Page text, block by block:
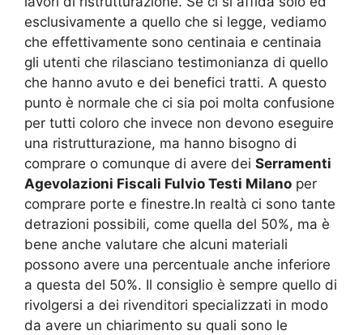
esclusivamente a quello che si legge, vediamo
che effettivamente sono centinaia e centinaia
gli utenti che rilasciano testimonianza di quello
che hanno avuto e dei benefici tratti. A questo
punto è normale che ci sia poi molta confusione
per tutti coloro che invece non devono eseguire
una ristrutturazione, ma hanno bisogno di
comprare o comunque di avere dei Serramenti
Agevolazioni Fiscali Fulvio Testi Milano per
comprare porte e finestre.In realtà ci sono tante
detrazioni possibili, come quella del 50%, ma è
bene anche valutare che alcuni materiali
possono avere una percentuale anche inferiore
a questa del 50%. Il consiglio è sempre quello di
rivolgersi a dei rivenditori specializzati in modo
da avere un chiarimento su quali sono le